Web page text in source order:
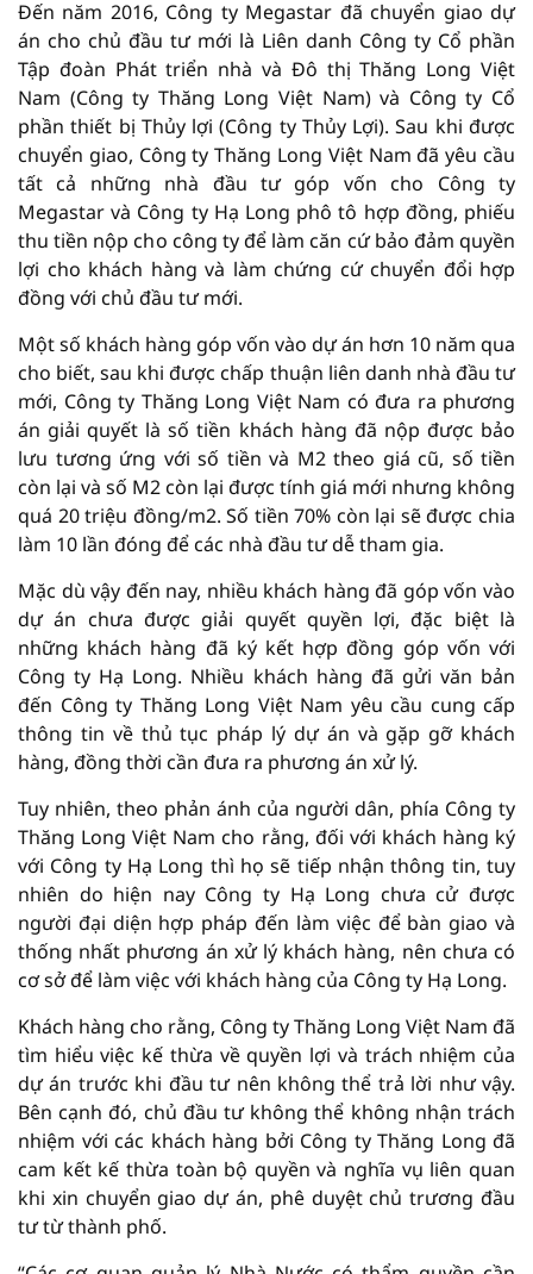
Đến năm 2016, Công ty Megastar đã chuyển giao dự
án cho chủ đầu tư mới là Liên danh Công ty Cổ phần
Tập đoàn Phát triển nhà và Đô thị Thăng Long Việt
Nam (Công ty Thăng Long Việt Nam) và Công ty Cổ
phần thiết bị Thủy lợi (Công ty Thủy Lợi). Sau khi được
chuyển giao, Công ty Thăng Long Việt Nam đã yêu cầu
tất cả những nhà đầu tư góp vốn cho Công ty
Megastar và Công ty Hạ Long phô tô hợp đồng, phiếu
thu tiền nộp cho công ty để làm căn cứ bảo đảm quyền
lợi cho khách hàng và làm chứng cứ chuyển đổi hợp
đồng với chủ đầu tư mới.
Một số khách hàng góp vốn vào dự án hơn 10 năm qua
cho biết, sau khi được chấp thuận liên danh nhà đầu tư
mới, Công ty Thăng Long Việt Nam có đưa ra phương
án giải quyết là số tiền khách hàng đã nộp được bảo
lưu tương ứng với số tiền và M2 theo giá cũ, số tiền
còn lại và số M2 còn lại được tính giá mới nhưng không
quá 20 triệu đồng/m2. Số tiền 70% còn lại sẽ được chia
làm 10 lần đóng để các nhà đầu tư dễ tham gia.
Mặc dù vậy đến nay, nhiều khách hàng đã góp vốn vào
dự án chưa được giải quyết quyền lợi, đặc biệt là
những khách hàng đã ký kết hợp đồng góp vốn với
Công ty Hạ Long. Nhiều khách hàng đã gửi văn bản
đến Công ty Thăng Long Việt Nam yêu cầu cung cấp
thông tin về thủ tục pháp lý dự án và gặp gỡ khách
hàng, đồng thời cần đưa ra phương án xử lý.
Tuy nhiên, theo phản ánh của người dân, phía Công ty
Thăng Long Việt Nam cho rằng, đối với khách hàng ký
với Công ty Hạ Long thì họ sẽ tiếp nhận thông tin, tuy
nhiên do hiện nay Công ty Hạ Long chưa cử được
người đại diện hợp pháp đến làm việc để bàn giao và
thống nhất phương án xử lý khách hàng, nên chưa có
cơ sở để làm việc với khách hàng của Công ty Hạ Long.
Khách hàng cho rằng, Công ty Thăng Long Việt Nam đã
tìm hiểu việc kế thừa về quyền lợi và trách nhiệm của
dự án trước khi đầu tư nên không thể trả lời như vậy.
Bên cạnh đó, chủ đầu tư không thể không nhận trách
nhiệm với các khách hàng bởi Công ty Thăng Long đã
cam kết kế thừa toàn bộ quyền và nghĩa vụ liên quan
khi xin chuyển giao dự án, phê duyệt chủ trương đầu
tư từ thành phố.